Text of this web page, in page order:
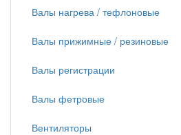
Валы нагрева / тефлоновые
Валы прижимные / резиновые
Валы регистрации
Валы фетровые
Вентиляторы